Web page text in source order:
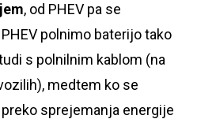
, od PHEV pa se
polnimo baterijo tako
s polnilnim kablom (na
medtem ko se
sprejemanja energije